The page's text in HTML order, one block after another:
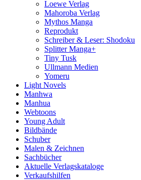
Loewe Verlag
Mahoroba Verlag
Mythos Manga
Reprodukt
Schreiber & Leser: Shodoku
Splitter Manga+
Tiny Tusk
Ullmann Medien
Yomeru
Light Novels
Manhwa
Manhua
Webtoons
Young Adult
Bildbände
Schuber
Malen & Zeichnen
Sachbücher
Aktuelle Verlagskataloge
Verkaufshilfen